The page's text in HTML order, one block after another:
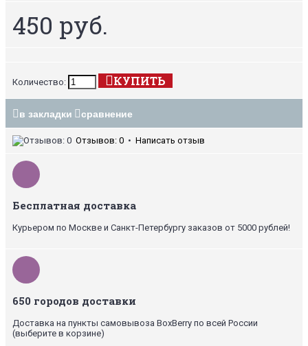
450 руб.
Количество: КУПИТЬ
в закладки сравнение
Отзывов: 0 • Написать отзыв
Бесплатная доставка
Курьером по Москве и Санкт-Петербургу заказов от 5000 рублей!
650 городов доставки
Доставка на пункты самовывоза BoxBerry по всей России
(выберите в корзине)